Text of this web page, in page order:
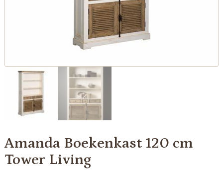
Amanda Boekenkast 120 cm
Tower Living